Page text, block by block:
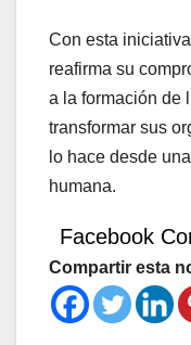
Con esta
reafirma su
a la formación de
transformar sus
lo hace desde
humana.
Facebook
Compartir esta